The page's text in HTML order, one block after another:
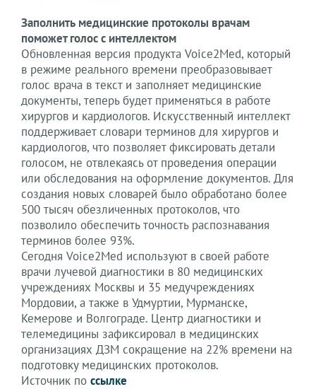
Заполнить медицинские протоколы врачам
поможет голос с интеллектом
Обновленная версия продукта Voice2Med, который
в режиме реального времени преобразовывает
голос врача в текст и заполняет медицинские
документы, теперь будет применяться в работе
хирургов и кардиологов. Искусственный интеллект
поддерживает словари терминов для хирургов и
кардиологов, что позволяет фиксировать детали
голосом, не отвлекаясь от проведения операции
или обследования на оформление документов. Для
создания новых словарей было обработано более
500 тысяч обезличенных протоколов, что
позволило обеспечить точность распознавания
терминов более 93%.
Сегодня Voice2Med используют в своей работе
врачи лучевой диагностики в 80 медицинских
учреждениях Москвы и 35 медучреждениях
Мордовии, а также в Удмуртии, Мурманске,
Кемерове и Волгограде. Центр диагностики и
телемедицины зафиксировал в медицинских
организациях ДЗМ сокращение на 22% времени на
подготовку медицинских протоколов.
Источник по ссылке